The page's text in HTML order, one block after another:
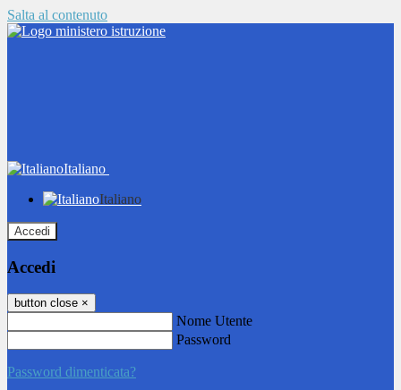
Salta al contenuto
Italiano
Italiano
Accedi
Accedi
button close ×
Nome Utente
Password
Password dimenticata?